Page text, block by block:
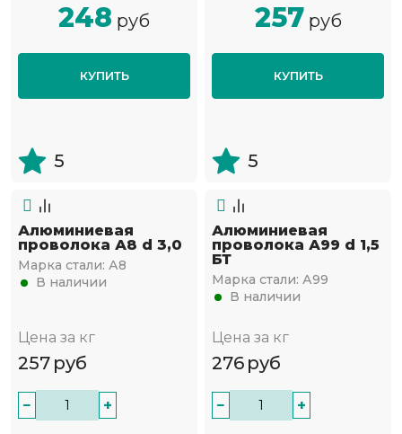
248 руб
КУПИТЬ
5
257 руб
КУПИТЬ
5
Алюминиевая
проволока А8 d 3,0
Марка стали: А8
В наличии
Цена за кг
257 руб
− +
Алюминиевая
проволока А99 d 1,5
БТ
Марка стали: А99
В наличии
Цена за кг
276 руб
− +